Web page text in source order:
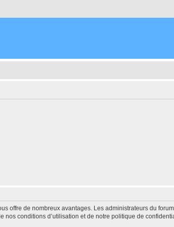
offre de nombreux avantages. Les administrateurs du
nos conditions d’utilisation et de notre politique de